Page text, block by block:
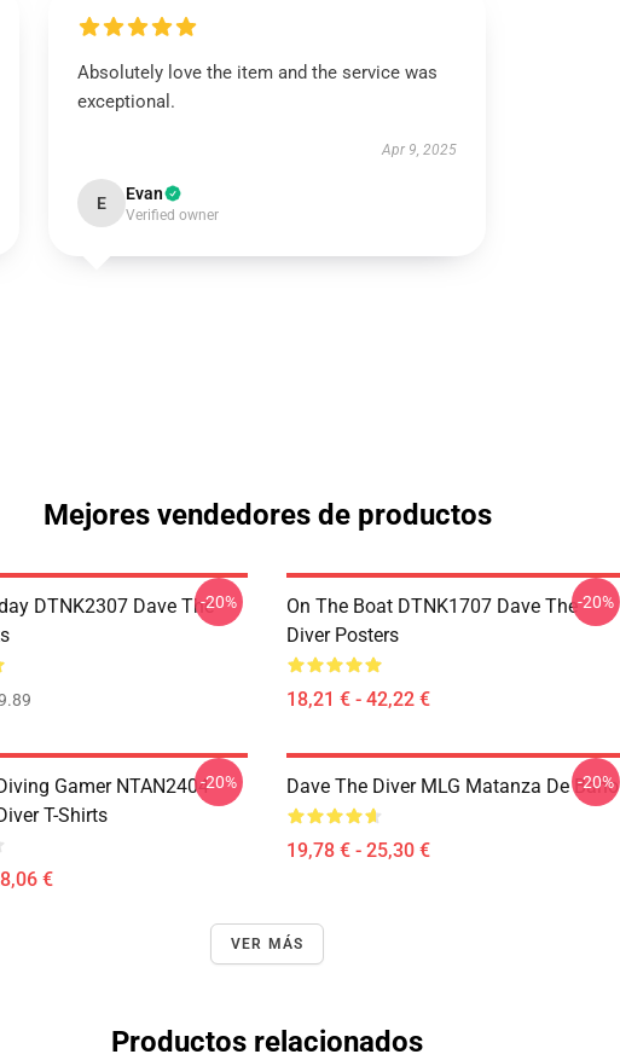
Absolutely love the item and the service was
exceptional.
Apr 9, 2025
E Evan
Verified owner
Mejores vendedores de productos
DTNK2307 Dave The-20%
On The Boat DTNK1707 Dave The
Diver Posters
18,21 € - 42,22 €
-20%
Gamer NTAN2404
T-Shirts
€
-20% Dave The Diver MLG Matanza De Baño
19,78 € - 25,30 €
-20%
VER MÁS
Productos relacionados